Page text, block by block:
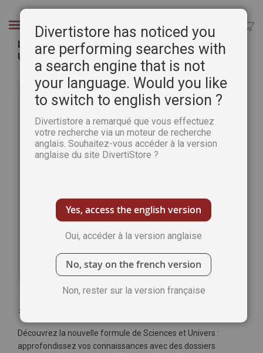
Chercher
La menace des espèces invasives - Science et
Univers n°49
galerie
d’images
Soyez le premier à commenter ce produit
Découvrez la nouvelle formule de Sciences et Univers :
approfondissez vos connaissances avec des dossiers
Divertistore has noticed you
are performing searches with
a search engine that is not
your language. Would you like
to switch to english version ?
Divertistore a remarqué que vous effectuez
votre recherche via un moteur de recherche
anglais. Souhaitez-vous accéder à la version
anglaise du site DivertiStore ?
Yes, access the english version
Oui, accéder à la version anglaise
No, stay on the french version
Non, rester sur la version française